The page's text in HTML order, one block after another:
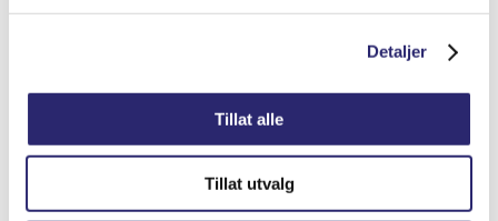
Detaljer
Tillat alle
Tillat utvalg
kr8,765.00 (ex mva:kr7,012.00)
Legg i handlekurv